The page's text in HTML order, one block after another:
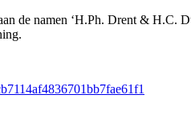
de namen ‘H.Ph. Drent & H.C.